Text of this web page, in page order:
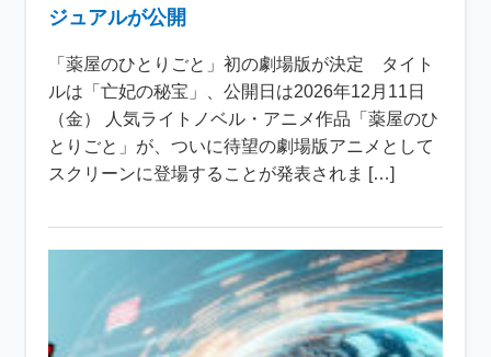
ジュアルが公開
「薬屋のひとりごと」初の劇場版が決定 タイト
ルは「亡妃の秘宝」、公開日は2026年12月11日
（金） 人気ライトノベル・アニメ作品「薬屋のひ
とりごと」が、ついに待望の劇場版アニメとして
スクリーンに登場することが発表されま […]